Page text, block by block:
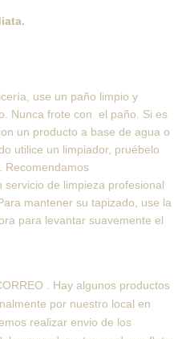
use un paño limpio y
Nunca frote con el paño. Si es
un producto a base de agua o
utilice un limpiador, pruébelo
Recomendamos
de limpieza profesional
mantener su tapizado, use la
para levantar suavemente el
. Hay algunos productos
por nuestro local en
realizar envio de los